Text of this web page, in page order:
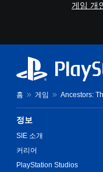
게임 개
홈 게임 Ancestors:
정보
SIE 소개
커리어
PlayStation Studios